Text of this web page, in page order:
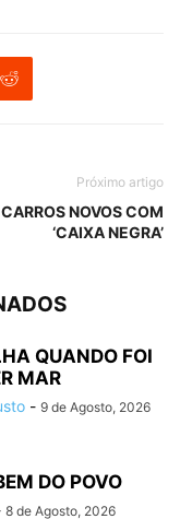
Próximo artigo
CARROS NOVOS COM
‘CAIXA NEGRA’
QUANDO FOI
MAR
- 9 de Agosto, 2026
DO POVO
8 de Agosto, 2026